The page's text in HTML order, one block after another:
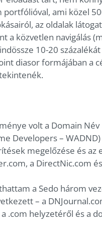
ami közel
az oldalak
a közvetlen navigálás
10-20 százalékát
diasor formájában a
volt a Domain Név
Developers –
megelőzése és az
a DirectNic.com
a Sedo három
– a
.com helyzetéről és a